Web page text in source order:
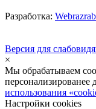
Разработка:
Версия для
×
Мы обрабатываем
персонализированее
использования
Настройки cookies